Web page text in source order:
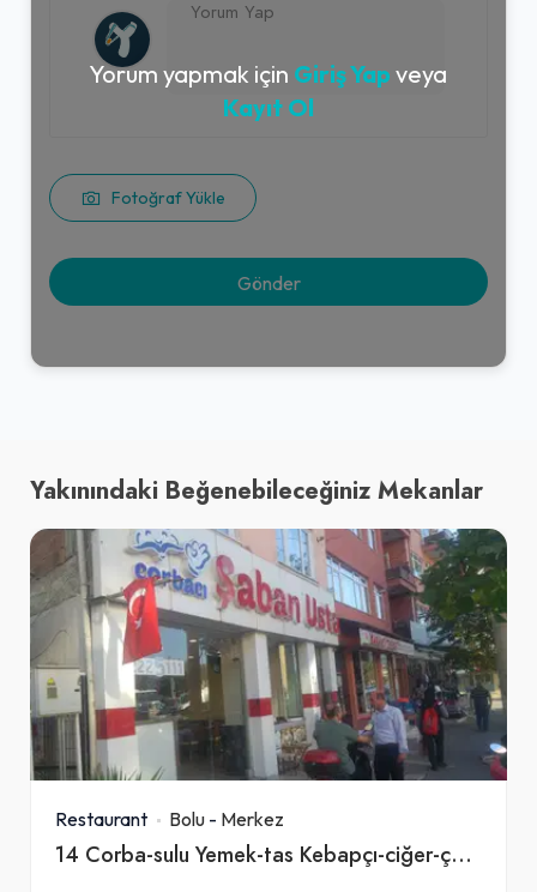
Fotoğraf Yükle
Yorum yapmak için Giriş Yap veya
Kayıt Ol
Yakınındaki Beğenebileceğiniz Mekanlar
Restaurant Bolu - Merkez
14 Corba-sulu Yemek-tas Kebapçı-ciğer-çorbaci Şaban Usta